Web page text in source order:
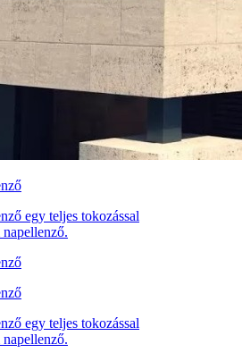
egy teljes tokozással
egy teljes tokozással